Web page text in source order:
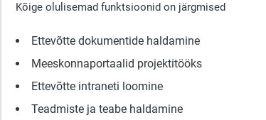
Kõige olulisemad funktsioonid on järgmised
Ettevõtte dokumentide haldamine
Meeskonnaportaalid projektitööks
Ettevõtte intraneti loomine
Teadmiste ja teabe haldamine